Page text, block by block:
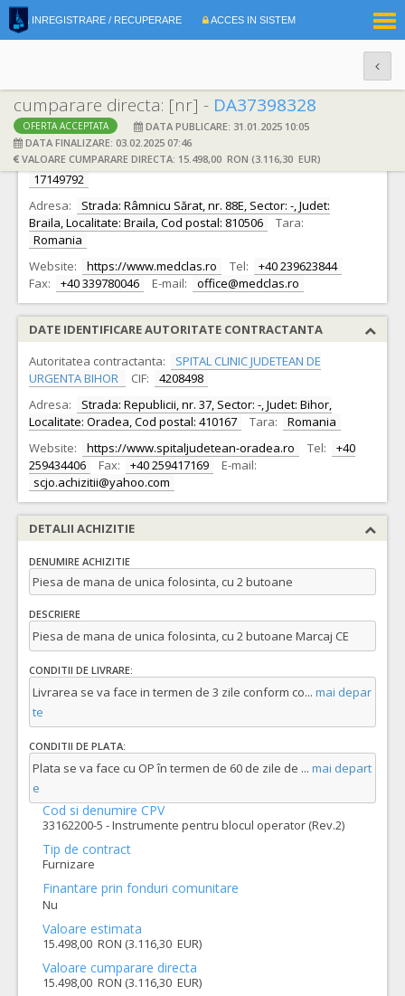
INREGISTRARE / RECUPERARE ACCES IN SISTEM
cumparare directa: [nr] - DA37398328
OFERTA ACCEPTATA
DATA PUBLICARE: 31.01.2025 10:05
DATA FINALIZARE: 03.02.2025 07:46
VALOARE CUMPARARE DIRECTA: 15.498,00 RON (3.116,30 EUR)
DATE IDENTIFICARE OFERTANT
Ofertant: S.C. MEDCLAS TRADING S.R.L. S.R.L.
CIF:
17149792
Adresa:
Strada: Râmnicu Sărat, nr. 88E, Sector: -, Judet:
Braila, Localitate: Braila, Cod postal: 810506
Tara:
Romania
Website:
https://www.medclas.ro Tel:
+40 239623844
Fax:
+40 339780046 E-mail: office@medclas.ro
DATE IDENTIFICARE AUTORITATE CONTRACTANTA
Autoritatea contractanta:
SPITAL CLINIC JUDETEAN DE
URGENTA BIHOR
CIF:
4208498
Adresa:
Strada: Republicii, nr. 37, Sector: -, Judet: Bihor,
Localitate: Oradea, Cod postal: 410167
Tara:
Romania
Website:
https://www.spitaljudetean-oradea.ro Tel:
+40
259434406
Fax: +40 259417169
E-mail:
scjo.achizitii@yahoo.com
DETALII ACHIZITIE
DENUMIRE ACHIZITIE
Piesa de mana de unica folosinta, cu 2 butoane
DESCRIERE
Piesa de mana de unica folosinta, cu 2 butoane Marcaj CE
CONDITII DE LIVRARE:
Livrarea se va face in termen de 3 zile conform co... mai depar
te
CONDITII DE PLATA:
Plata se va face cu OP în termen de 60 de zile de ... mai depart
e
Cod si denumire CPV
33162200-5 - Instrumente pentru blocul operator (Rev.2)
Tip de contract
Furnizare
Finantare prin fonduri comunitare
Nu
Valoare estimata
15.498,00 RON (3.116,30 EUR)
Valoare cumparare directa
15.498,00 RON (3.116,30 EUR)